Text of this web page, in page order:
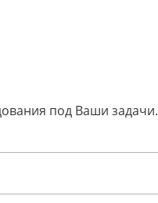
под Ваши задачи.